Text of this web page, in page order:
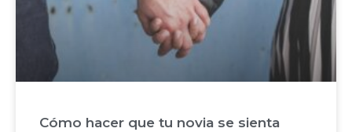
Cómo hacer que tu novia se sienta